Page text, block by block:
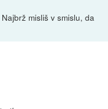
misliš v smislu, da